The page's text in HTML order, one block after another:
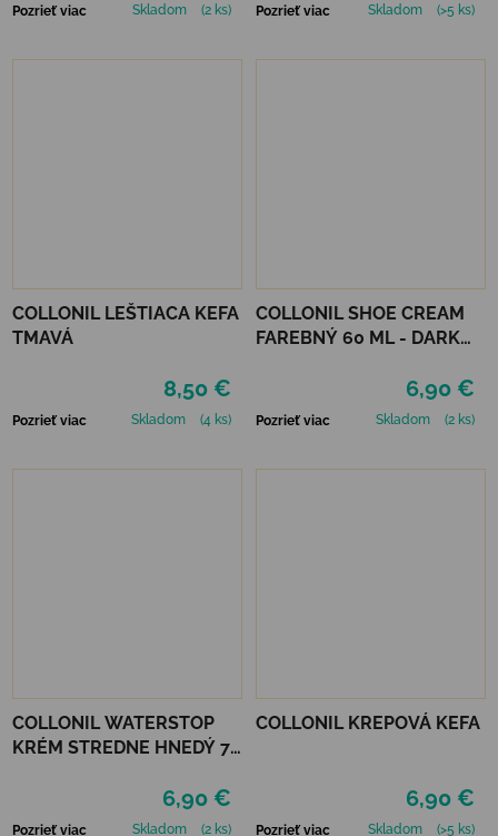
Pozrieť viac Skladom (2 ks) Pozrieť viac Skladom (>5 ks)
COLLONIL LEŠTIACA KEFA
TMAVÁ
8,50 €
Pozrieť viac Skladom (4 ks)
COLLONIL SHOE CREAM
FAREBNÝ 60 ML - DARK
6,90 €
Pozrieť viac Skladom (2 ks)
COLLONIL WATERSTOP
KRÉM STREDNE HNEDÝ 75
6,90 €
Pozrieť viac Skladom (2 ks)
COLLONIL KREPOVÁ KEFA
6,90 €
Pozrieť viac Skladom (>5 ks)